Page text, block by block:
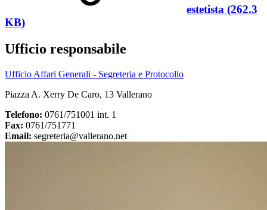
estetista (262.3
KB)
Ufficio responsabile
Ufficio Affari Generali - Segreteria e Protocollo
Piazza A. Xerry De Caro, 13 Vallerano
Telefono: 0761/751001 int. 1
Fax: 0761/751771
Email: segreteria@vallerano.net